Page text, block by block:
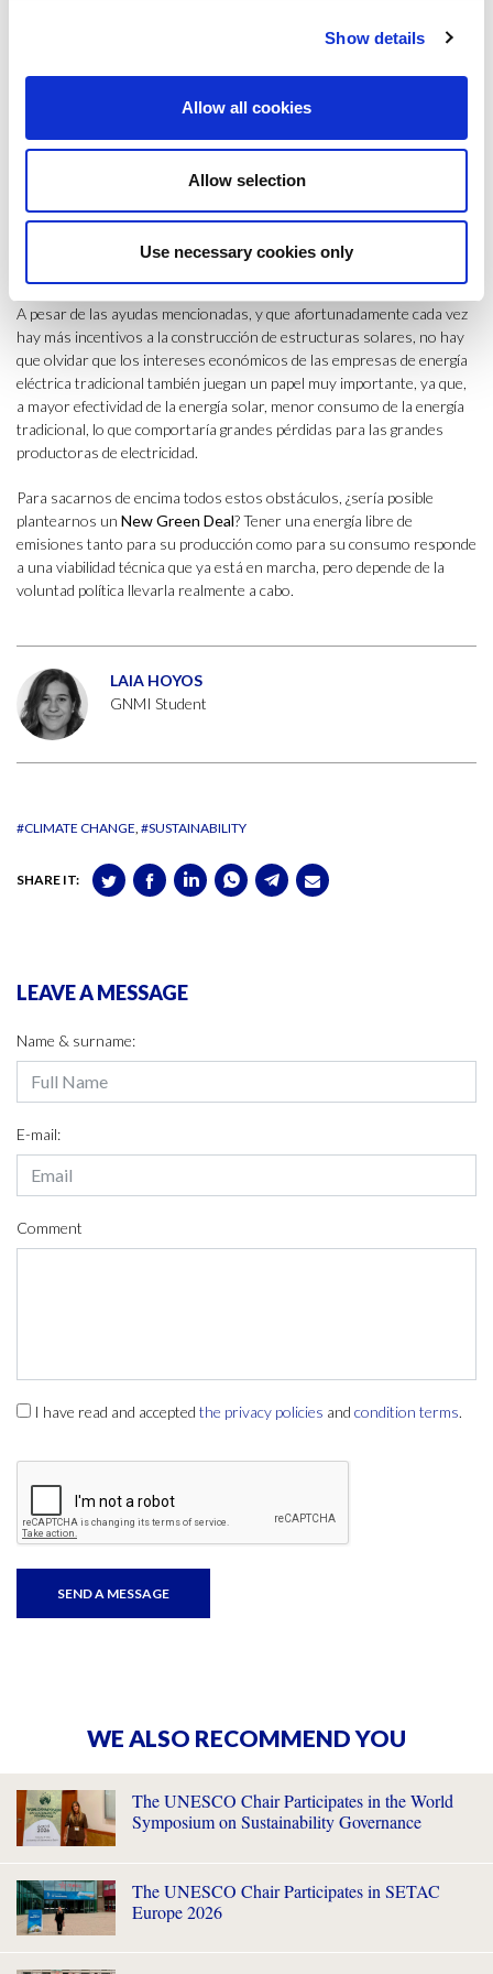
Show details
Allow all cookies
Allow selection
Use necessary cookies only
ayudas, bonificaciones fiscales y subvenciones para incentivar la
instalación de placas solares. Por ejemplo, hay una bonificación del
instalado sistemas de aprovechamiento de energía solar.
que en 2030 la presencia de energías renovables debe ser de un 27%,
existen a su vez diferentesprogramas y fondos europeos
A pesar de las ayudas mencionadas, y que afortunadamente cada vez
hay más incentivos a la construcción de estructuras solares, no hay
que olvidar que los intereses económicos de las empresas de energía
eléctrica tradicional también juegan un papel muy importante, ya que,
a mayor efectividad de la energía solar, menor consumo de la energía
tradicional, lo que comportaría grandes pérdidas para las grandes
productoras de electricidad.
Para sacarnos de encima todos estos obstáculos, ¿sería posible
plantearnos un New Green Deal? Tener una energía libre de
emisiones tanto para su producción como para su consumo responde
a una viabilidad técnica que ya está en marcha, pero depende de la
voluntad política llevarla realmente a cabo.
LAIA HOYOS
GNMI Student
#CLIMATE CHANGE #SUSTAINABILITY
SHARE IT:
LEAVE A MESSAGE
Name & surname:
E-mail:
Comment
I have read and accepted the privacy policies and condition terms.
WE ALSO RECOMMEND YOU
The UNESCO Chair Participates in the World
Symposium on Sustainability Governance
The UNESCO Chair Participates in SETAC
Europe 2026